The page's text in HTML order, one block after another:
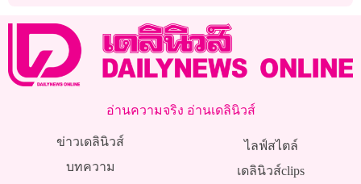
อ่านความจริง อ่านเดลินิวส์
ข่าวเดลินิวส์
บทความ
ไลฟ์สไตล์
เดลินิวส์clips